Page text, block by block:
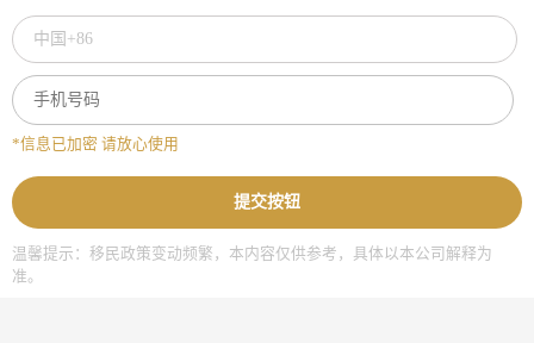
*信息已加密 请放心使用
提交按钮
温馨提示：移民政策变动频繁，本内容仅供参考，具体以本公司解释为
准。